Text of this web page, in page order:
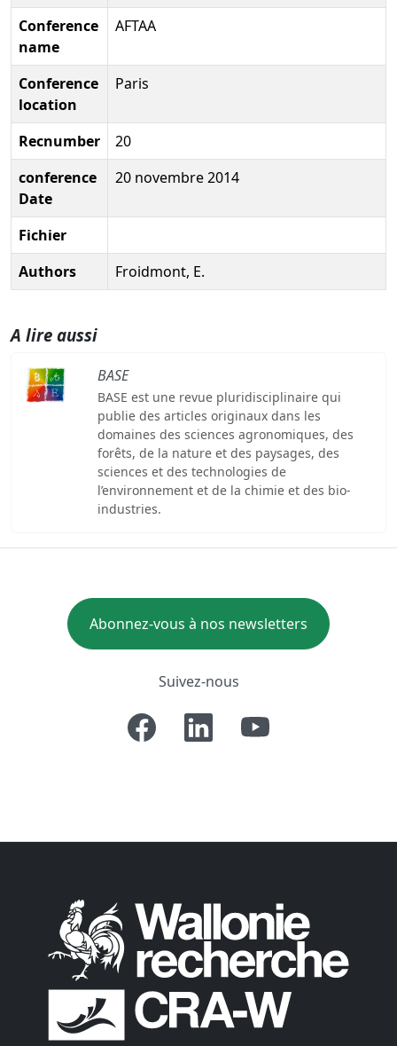
Conference
name
AFTAA
Conference
location
Paris
Recnumber
20
conference
Date
20 novembre 2014
Fichier
Authors
Froidmont, E.
A lire aussi
BASE
BASE est une revue pluridisciplinaire qui
publie des articles originaux dans les
domaines des sciences agronomiques, des
forêts, de la nature et des paysages, des
sciences et des technologies de
l’environnement et de la chimie et des bio-
industries.
Abonnez-vous à nos newsletters
Suivez-nous